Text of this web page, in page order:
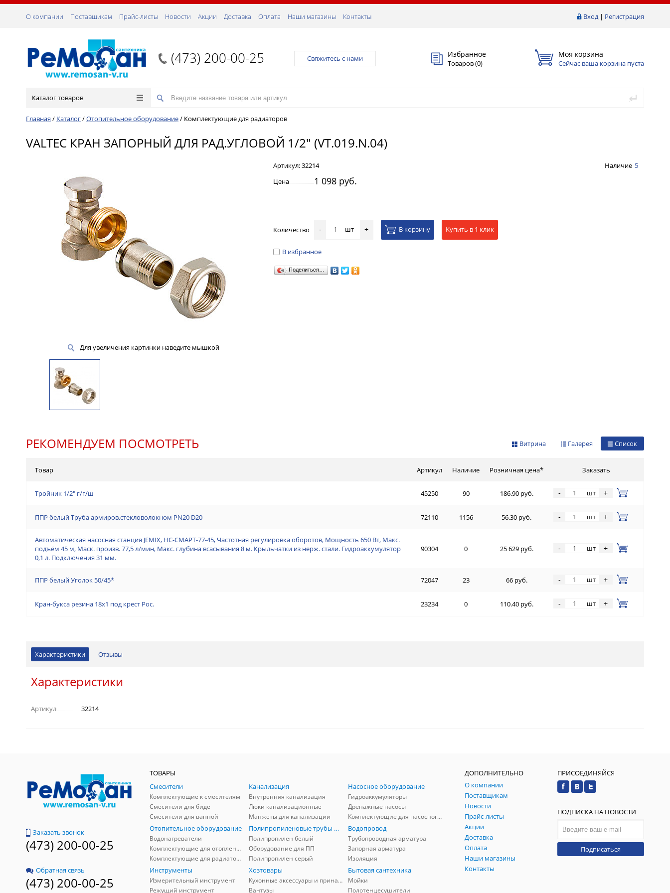
Вход| Регистрация
О компании Поставщикам Прайс-листы Новости Акции Доставка Оплата Наши магазины Контакты
(473) 200-00-25 Свяжитесь с нами Избранное
Товаров (0)
Моя корзина
Сейчас ваша корзина пуста
Каталог товаров
Главная / Каталог/Отопительное оборудование/ Комплектующие для радиаторов
VALTEC КРАН ЗАПОРНЫЙ ДЛЯ РАД.УГЛОВОЙ 1/2" (VT.019.N.04)
Для увеличения картинки наведите мышкой
Артикул:32214 Наличие 5
Цена
1 098 руб.
Количество - шт + В корзину Купить в 1 клик
В избранное
Поделиться…
РЕКОМЕНДУЕМ ПОСМОТРЕТЬ Список
Галерея
Витрина
Товар Артикул Наличие Розничная цена* Заказать
Тройник 1/2" г/г/ш 45250 90 186.90 руб. - шт +
ППР белый Труба армиров.стекловолокном PN20 D20 72110 1156 56.30 руб. - шт +
Автоматическая насосная станция JEMIX, НС-СМАРТ-77-45, Частотная регулировка оборотов, Мощность 650 Вт, Макс.
подъём 45 м, Маск. произв. 77,5 л/мин, Макс. глубина всасывания 8 м. Крыльчатки из нерж. стали. Гидроаккумулятор
0,1 л. Подключения 31 мм.
90304 0 25 629 руб. - шт +
ППР белый Уголок 50/45* 72047 23 66 руб. - шт +
Кран-букса резина 18х1 под крест Рос. 23234 0 110.40 руб. - шт +
Характеристики Отзывы
Характеристики
Артикул 32214
Заказать звонок
(473) 200-00-25
Обратная связь
(473) 200-00-25
ТОВАРЫ
Смесители
Комплектующие к смесителям
Смесители для биде
Смесители для ванной
Канализация
Внутренняя канализация
Люки канализационные
Манжеты для канализации
Насосное оборудование
Гидроаккумуляторы
Дренажные насосы
Комплектующие для насосного оборудования
Отопительное оборудование
Водонагреватели
Комплектующие для отопления
Комплектующие для радиаторов
Полипропиленовые трубы и фитинги
Полипропилен белый
Оборудование для ПП
Полипропилен серый
Водопровод
Трубопроводная арматура
Запорная арматура
Изоляция
Инструменты
Измерительный инструмент
Режущий инструмент
Хозтовары
Кухонные аксессуары и принадлежности
Вантузы
Бытовая сантехника
Мойки
Полотенцесушители
ДОПОЛНИТЕЛЬНО
О компании
Поставщикам
Новости
Прайс-листы
Акции
Доставка
Оплата
Наши магазины
Контакты
ПРИСОЕДИНЯЙСЯ
ПОДПИСКА НА НОВОСТИ
Подписаться